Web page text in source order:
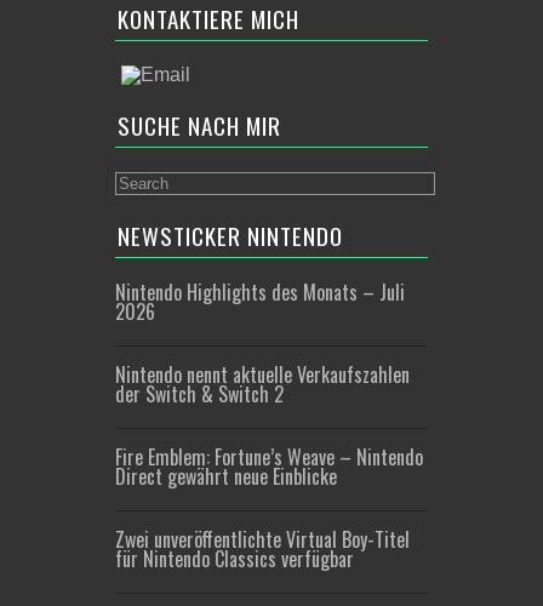
KONTAKTIERE MICH
SUCHE NACH MIR
NEWSTICKER NINTENDO
Nintendo Highlights des Monats – Juli
2026
Nintendo nennt aktuelle Verkaufszahlen
der Switch & Switch 2
Fire Emblem: Fortune’s Weave – Nintendo
Direct gewährt neue Einblicke
Zwei unveröffentlichte Virtual Boy-Titel
für Nintendo Classics verfügbar